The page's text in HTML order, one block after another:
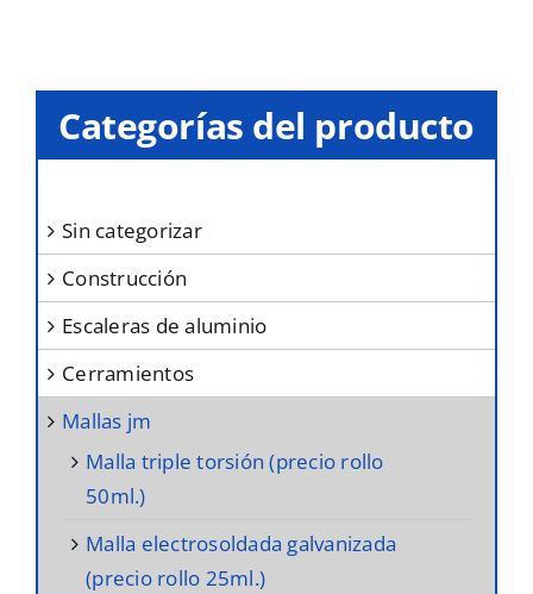
Categorías del producto
sin categorizar
construcción
escaleras de aluminio
cerramientos
mallas jm
malla triple torsión (precio rollo
50ml.)
malla electrosoldada galvanizada
(precio rollo 25ml.)